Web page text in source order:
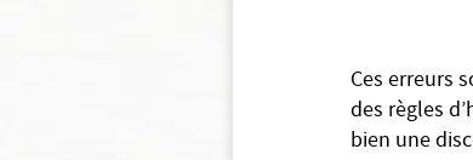
Ces erreurs
des règles
bien une